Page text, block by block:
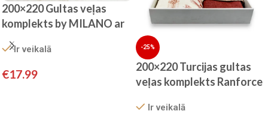
200×220 Gultas veļas
komplekts by MILANO ar
palagu/ 100% KOKVILNA
SATĪNS
Ir veikalā
€17.99
-25%
200×220 Turcijas gultas
veļas komplekts Ranforce
Ir veikalā